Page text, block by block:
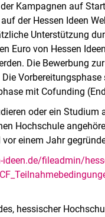
Kampagnen auf
der Hessen Ideen
Unterstützung
Euro von Hessen
Die Bewerbung
mit Cofunding
oder ein
Hochschule
einem Jahr
ideen.de/fileadmin/
hessischer